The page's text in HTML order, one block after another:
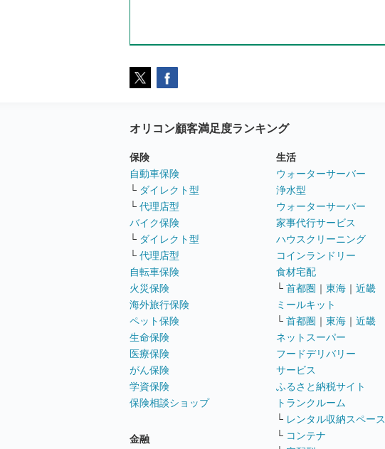
オリコン顧客満足度ランキング
保険
自動車保険
└ ダイレクト型
└ 代理店型
バイク保険
└ ダイレクト型
└ 代理店型
自転車保険
火災保険
海外旅行保険
ペット保険
生命保険
医療保険
がん保険
学資保険
保険相談ショップ
金融
生活
ウォーターサーバー
浄水型
ウォーターサーバー
家事代行サービス
ハウスクリーニング
コインランドリー
食材宅配
└ 首都圏 ｜ 東海 ｜ 近畿
ミールキット
└ 首都圏 ｜ 東海 ｜ 近畿
ネットスーパー
フードデリバリー
サービス
ふるさと納税サイト
トランクルーム
└ レンタル収納スペース
└ コンテナ